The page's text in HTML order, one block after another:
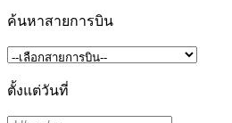
ค้นหาสายการบิน
ตั้งแต่วันที่